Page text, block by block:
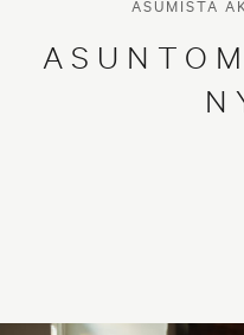
ASUMISTA